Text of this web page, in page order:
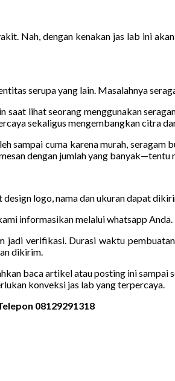
Nah, dengan kenakan jas lab ini
serupa yang lain. Masalahnya
lihat seorang menggunakan
sekaligus mengembangkan citra
sampai cuma karena murah,
dengan jumlah yang banyak—tentu
logo, nama dan ukuran dapat
informasikan melalui whatsapp
verifikasi. Durasi waktu
dikirim.
baca artikel atau posting ini sampai
konveksi jas lab yang terpercaya.
08129291318